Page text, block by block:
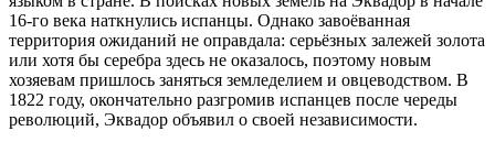
16-го века наткнулись испанцы. Однако завоёванная
территория ожиданий не оправдала: серьёзных залежей золота
или хотя бы серебра здесь не оказалось, поэтому новым
хозяевам пришлось заняться земледелием и овцеводством. В
1822 году, окончательно разгромив испанцев после череды
революций, Эквадор объявил о своей независимости.